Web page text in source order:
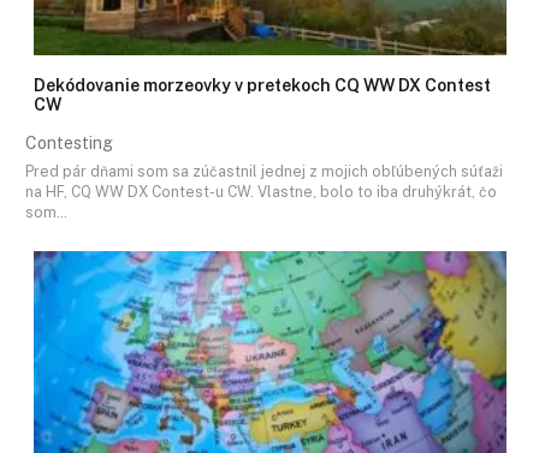
Dekódovanie morzeovky v pretekoch CQ WW DX Contest
CW
Contesting
Pred pár dňami som sa zúčastnil jednej z mojich obľúbených súťaži
na HF, CQ WW DX Contest-u CW. Vlastne, bolo to iba druhýkrát, čo
som…